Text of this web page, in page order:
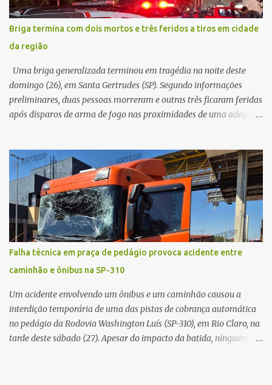
morreu ainda no local. Equipes de resgate e de atendimento da
concessionária responsável pela rodovia foram acionadas e
realizaram a sinalização da via, além de prestarem socorro à
vítima. No entanto, o óbito foi constatado ainda no local do
acidente. A Polícia Militar Rodoviária compareceu para o registro
da ocorrência...
Briga termina com dois mortos e três feridos a tiros em cidade
da região
Uma briga generalizada terminou em tragédia na noite deste
domingo (26), em Santa Gertrudes (SP). Segundo informações
preliminares, duas pessoas morreram e outras três ficaram feridas
após disparos de arma de fogo nas proximidades de uma adega. O
começado dentro do estabelecimento e se estendido para a área
externa, quando dois homens armados passaram a efetuar
diversos disparos. Duas vítimas morreram ainda no local. Outras
três pessoas foram baleadas e socorridas. Até o momento, não
foram divulgadas informações oficiais sobre o estado de saúde dos
feridos. Equipes da Polícia Militar de Santa Gertrudes atenderam a
ocorrência e isolaram a área para o trabalho da perícia. Até a
última atualização, nenhum suspeito havia sido preso. A Polícia
Civil investigará a motivação da briga, a autoria dos disparos e as
circunstâncias do crime. A ocorrência segue em anda...
Falha técnica em praça de pedágio provoca acidente entre
caminhão e ônibus na SP-310
Um acidente envolvendo um ônibus e um caminhão causou a
interdição temporária de uma das pistas de cobrança automática
no pedágio da Rodovia Washington Luís (SP-310), em Rio Claro, na
tarde deste sábado (27). Apesar do impacto da batida, ninguém